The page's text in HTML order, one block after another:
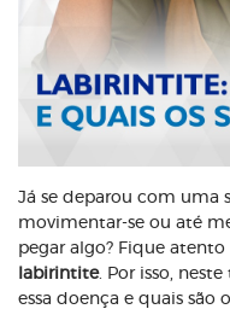
Já se deparou com uma
movimentar-se ou até
pegar algo? Fique
labirintite. Por isso,
essa doença e quais são